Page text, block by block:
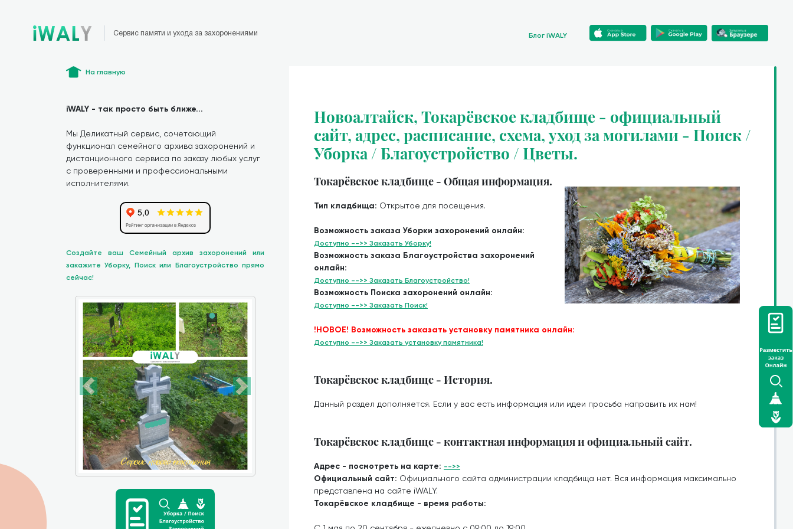
Сервис памяти и ухода за захоронениями Блог iWALY
На главную
iWALY - так просто быть ближе...
Мы Деликатный сервис, сочетающий
функционал семейного архива захоронений и
дистанционного сервиса по заказу любых услуг
с проверенными и профессиональными
исполнителями.
Создайте ваш Семейный архив захоронений или
закажите Уборку, Поиск или Благоустройство прямо
сейчас!
Новоалтайск, Токарёвское кладбище - официальный
сайт, адрес, расписание, схема, уход за могилами - Поиск /
Уборка / Благоустройство / Цветы.
Токарёвское кладбище - Общая информация.
Тип кладбища: Открытое для посещения.
Возможность заказа Уборки захоронений онлайн:
Доступно -->> Заказать Уборку!
Возможность заказа Благоустройства захоронений
онлайн:
Доступно -->> Заказать Благоустройство!
Возможность Поиска захоронений онлайн:
Доступно -->> Заказать Поиск!
!НОВОЕ! Возможность заказать установку памятника онлайн:
Доступно -->> Заказать установку памятника!
Токарёвское кладбище - История.
Данный раздел дополняется. Если у вас есть информация или идеи просьба направить их нам!
Токарёвское кладбище - контактная информация и официальный сайт.
Адрес - посмотреть на карте: -->>
Официальный сайт: Официального сайта администрации кладбища нет. Вся информация максимально
представлена на сайте iWALY.
Токарёвское кладбище - время работы: